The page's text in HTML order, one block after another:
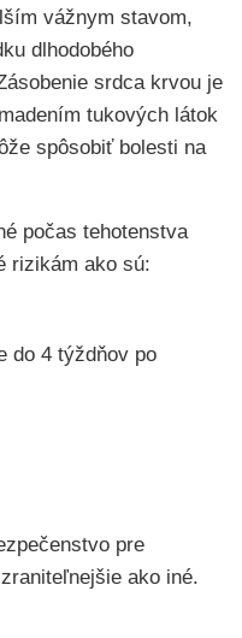
vážnym stavom,
dlhodobého
srdca krvou je
tukových látok
spôsobiť bolesti na
počas tehotenstva
rizikám ako sú:
do 4 týždňov po
pre
ako iné.